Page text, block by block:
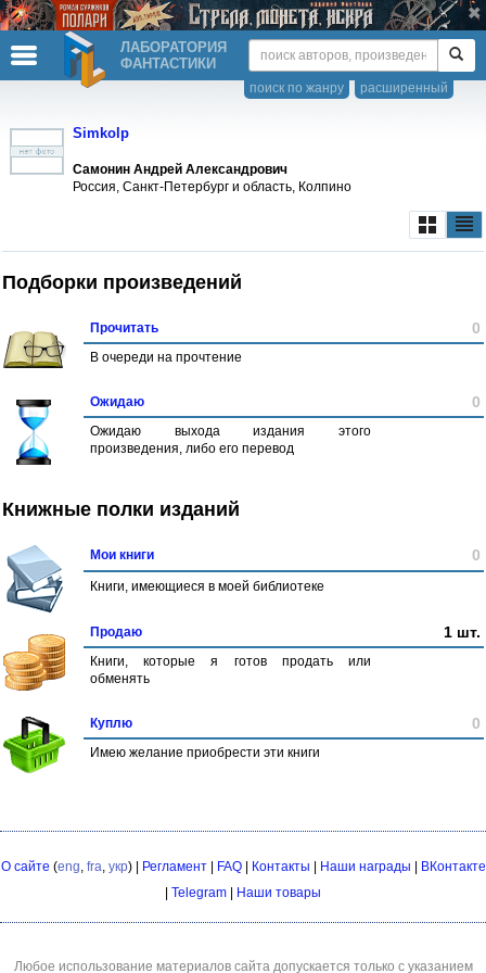
ЛАБОРАТОРИЯ
ФАНТАСТИКИ
расширенный
поиск по жанру
Simkolp
Самонин Андрей Александрович
Россия, Санкт-Петербург и область, Колпино
Подборки произведений
Прочитать 0
В очереди на прочтение
Ожидаю 0
Ожидаю выхода издания этого
произведения, либо его перевод
Книжные полки изданий
Мои книги 0
Книги, имеющиеся в моей библиотеке
Продаю 1 шт.
Книги, которые я готов продать или
обменять
Куплю 0
Имею желание приобрести эти книги
О сайте (eng, fra, укр) | Регламент| FAQ| Контакты Наши награды
ВКонтакте
Telegram Наши товары
Любое использование материалов сайта допускается только с указанием